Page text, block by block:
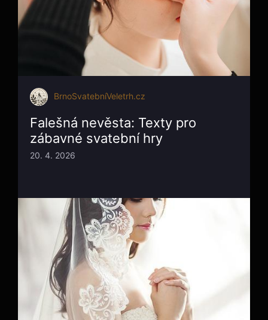
BrnoSvatebníVeletrh.cz
Falešná nevěsta: Texty pro
zábavné svatební hry
20. 4. 2026